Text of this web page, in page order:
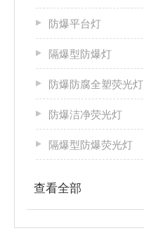
防爆平台灯
隔爆型防爆灯
防爆防腐全塑荧光灯
防爆洁净荧光灯
隔爆型防爆荧光灯
查看全部